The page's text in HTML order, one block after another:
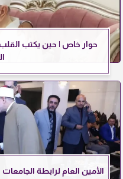
حوار خاص | حين يكتب
الأمين العام لرابطة